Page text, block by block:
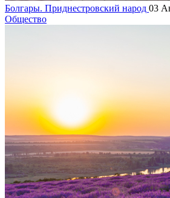
Болгары. Приднестровский народ 03
Общество